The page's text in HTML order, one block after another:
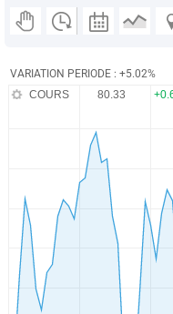
VARIATION PERIODE : +5.02%
COURS 80.33